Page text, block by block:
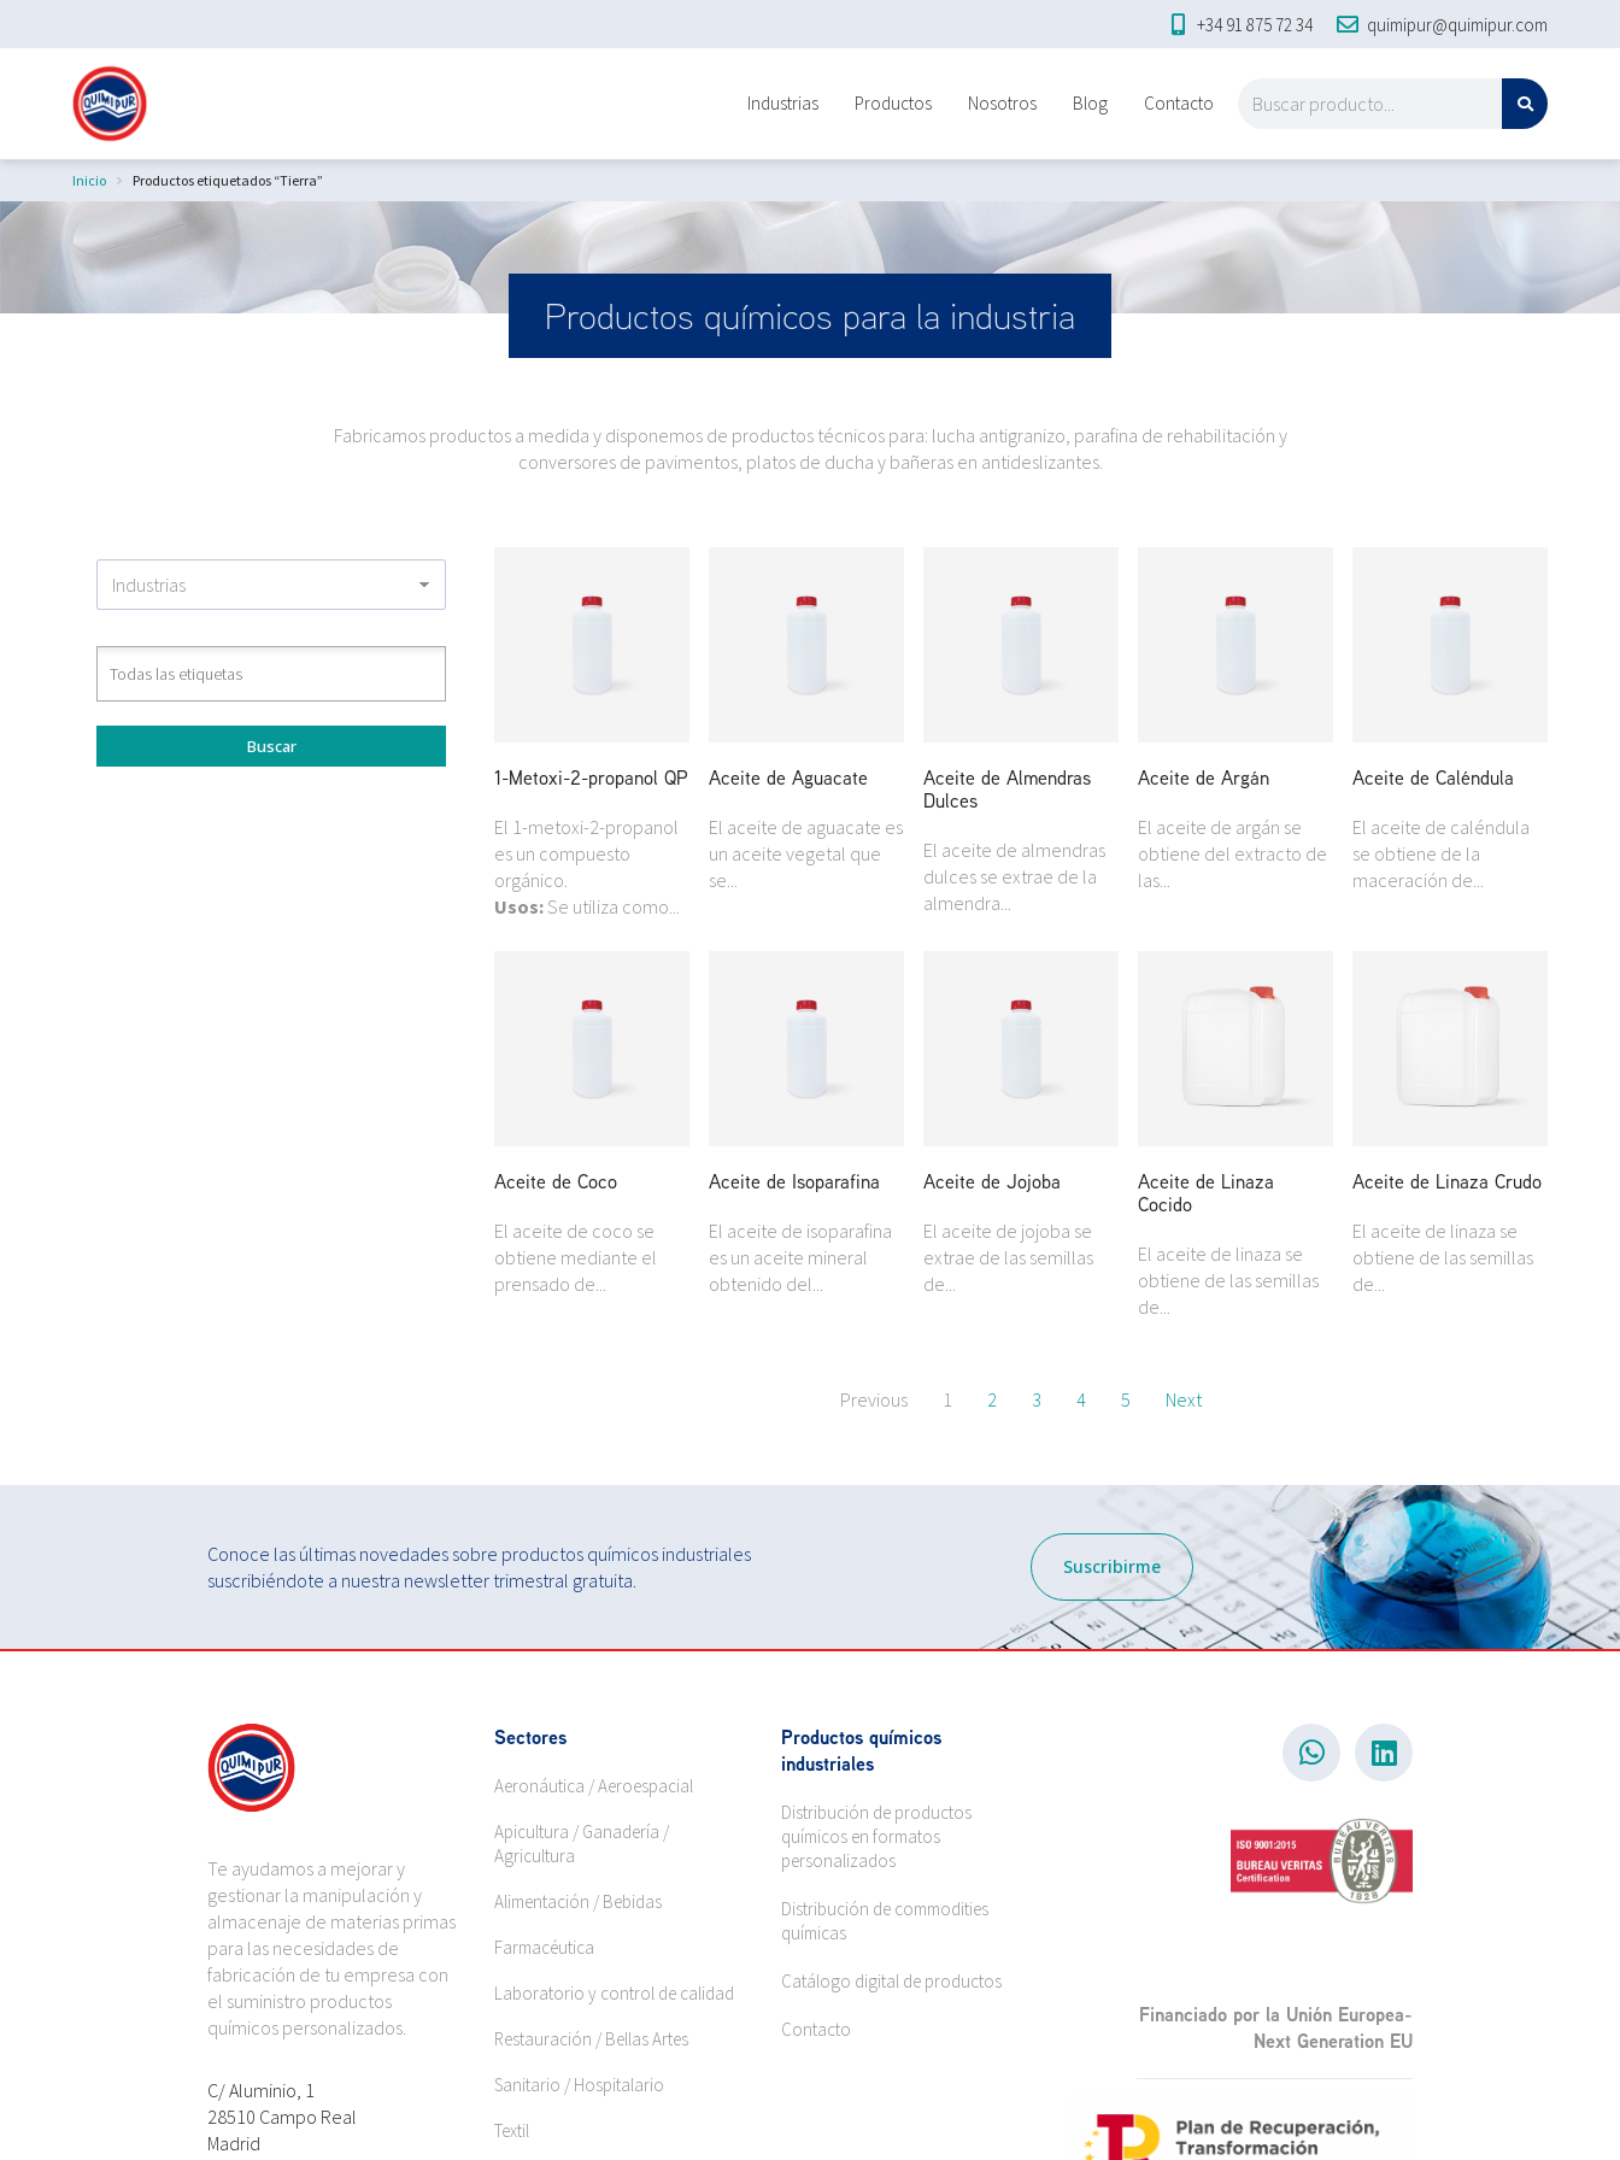
+34 91 875 72 34 quimipur@quimipur.com
Industrias Productos Nosotros Blog Contacto
Estás aquí:
Inicio Productos etiquetados “Tierra”
Productos químicos para la industria
Fabricamos productos a medida y disponemos de productos técnicos para: lucha antigranizo, parafina de rehabilitación y
conversores de pavimentos, platos de ducha y bañeras en antideslizantes.
1-Metoxi-2-propanol QP
El 1-metoxi-2-propanol
es un compuesto
orgánico.
Usos: Se utiliza como...
Aceite de Aguacate
El aceite de aguacate es
un aceite vegetal que
se...
Aceite de Almendras
Dulces
El aceite de almendras
dulces se extrae de la
almendra...
Aceite de Argán
El aceite de argán se
obtiene del extracto de
las...
Aceite de Caléndula
El aceite de caléndula
se obtiene de la
maceración de...
Aceite de Coco
El aceite de coco se
obtiene mediante el
prensado de...
Aceite de Isoparafina
El aceite de isoparafina
es un aceite mineral
obtenido del...
Aceite de Jojoba
El aceite de jojoba se
extrae de las semillas
de...
Aceite de Linaza
Cocido
El aceite de linaza se
obtiene de las semillas
de...
Aceite de Linaza Crudo
El aceite de linaza se
obtiene de las semillas
de...
Previous 1 2 3 4 5 Next
Conoce las últimas novedades sobre productos químicos industriales
suscribiéndote a nuestra newsletter trimestral gratuita.
Suscribirme
Te ayudamos a mejorar y
gestionar la manipulación y
almacenaje de materias primas
para las necesidades de
fabricación de tu empresa con
el suministro productos
químicos personalizados.
C/ Aluminio, 1
28510 Campo Real
Madrid
Sectores
Aeronáutica / Aeroespacial
Apicultura / Ganadería /
Agricultura
Alimentación / Bebidas
Farmacéutica
Laboratorio y control de calidad
Restauración / Bellas Artes
Sanitario / Hospitalario
Textil
Productos químicos
industriales
Distribución de productos
químicos en formatos
personalizados
Distribución de commodities
químicas
Catálogo digital de productos
Contacto
Financiado por la Unión Europea-
Next Generation EU